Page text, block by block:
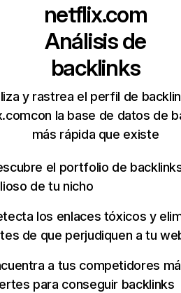
netflix.com
Análisis de
backlinks
y rastrea el perfil de
la base de datos de
más rápida que existe
el portfolio de
de tu nicho
los enlaces tóxicos y
de que perjudiquen a tu
a tus competidores
para conseguir backlinks